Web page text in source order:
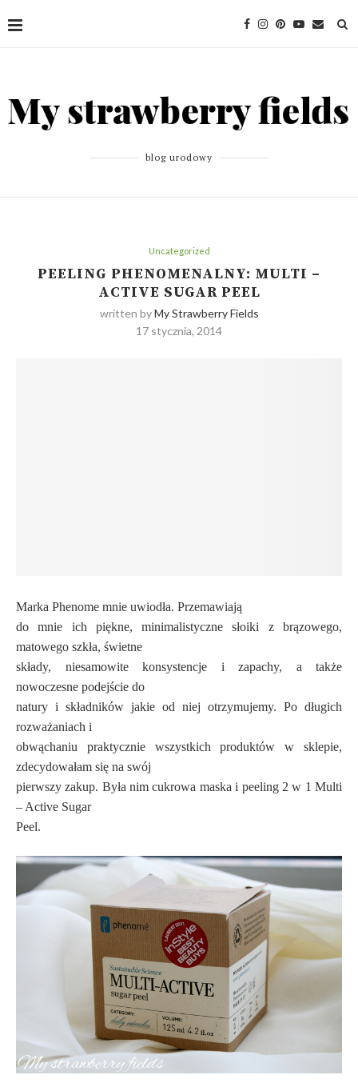
blog urodowy
Uncategorized
PEELING PHENOMENALNY: MULTI –
ACTIVE SUGAR PEEL
written byMy Strawberry Fields
17 stycznia, 2014
Marka Phenome mnie uwiodła. Przemawiają
do mnie ich piękne, minimalistyczne słoiki z brązowego,
matowego szkła, świetne
składy, niesamowite konsystencje i zapachy, a także
nowoczesne podejście do
natury i składników jakie od niej otrzymujemy. Po długich
rozważaniach i
obwąchaniu praktycznie wszystkich produktów w sklepie,
zdecydowałam się na swój
pierwszy zakup. Była nim cukrowa maska i peeling 2 w 1 Multi
– Active Sugar
Peel.